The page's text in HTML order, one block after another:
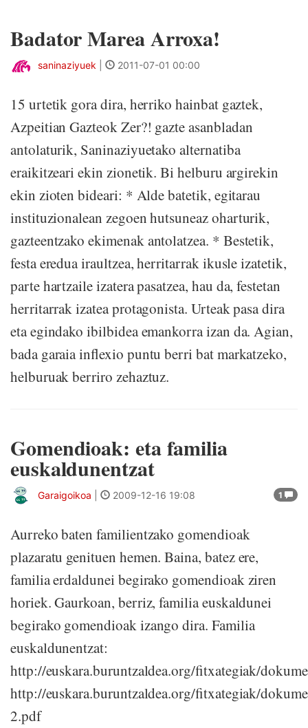
Badator Marea Arroxa!
saninaziyuek 2011-07-01 00:00
15 urtetik gora dira, herriko hainbat gaztek,
Azpeitian Gazteok Zer?! gazte asanbladan
antolaturik, Saninaziyuetako alternatiba
eraikitzeari ekin zionetik. Bi helburu argirekin
ekin zioten bideari: * Alde batetik, egitarau
instituzionalean zegoen hutsuneaz oharturik,
gazteentzako ekimenak antolatzea. * Bestetik,
festa eredua iraultzea, herritarrak ikusle izatetik,
parte hartzaile izatera pasatzea, hau da, festetan
herritarrak izatea protagonista. Urteak pasa dira
eta egindako ibilbidea emankorra izan da. Agian,
bada garaia inflexio puntu berri bat markatzeko,
helburuak berriro zehaztuz.
Gomendioak: eta familia
euskaldunentzat
1
Garaigoikoa 2009-12-16 19:08
Aurreko baten familientzako gomendioak
plazaratu genituen hemen. Baina, batez ere,
familia erdaldunei begirako gomendioak ziren
horiek. Gaurkoan, berriz, familia euskaldunei
begirako gomendioak izango dira. Familia
euskaldunentzat:
http://euskara.buruntzaldea.org/fitxategiak/
http://euskara.buruntzaldea.org/fitxategiak/
2.pdf